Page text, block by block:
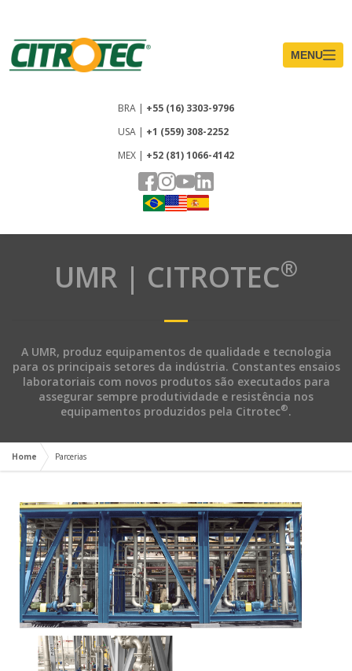
UMR | CITROTEC®
A UMR, produz equipamentos de qualidade e tecnologia
para os principais setores da indústria. Constantes ensaios
laboratoriais com novos produtos são executados para
assegurar sempre produtividade e resistência nos
equipamentos produzidos pela Citrotec®.
Home Parcerias